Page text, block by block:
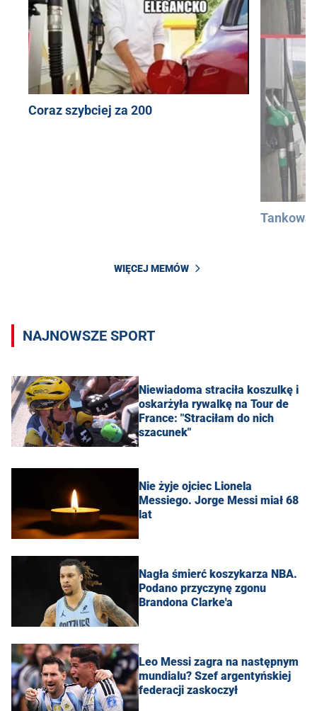
Coraz szybciej za 200
WIĘCEJ MEMÓW
NAJNOWSZE SPORT
Niewiadoma straciła koszulkę i
oskarżyła rywalkę na Tour de
France: "Straciłam do nich
szacunek"
Nie żyje ojciec Lionela
Messiego. Jorge Messi miał 68
lat
Nagła śmierć koszykarza NBA.
Podano przyczynę zgonu
Brandona Clarke'a
Leo Messi zagra na następnym
mundialu? Szef argentyńskiej
federacji zaskoczył